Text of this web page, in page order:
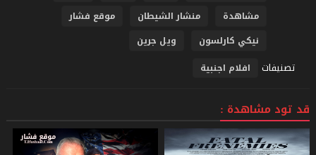
مشاهدة
منشار الشيطان
موقع فشار
نيكي كارلسون
ويل جرين
تصنيفات افلام اجنبية
قد تود مشاهدة :